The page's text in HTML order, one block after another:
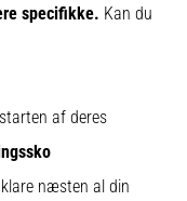
specifikke. Kan du
af deres
næsten al din